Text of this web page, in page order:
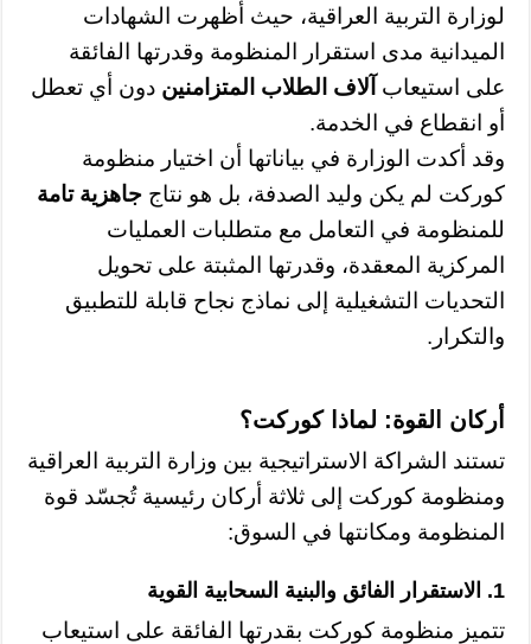
لوزارة التربية العراقية، حيث أظهرت الشهادات
الميدانية مدى استقرار المنظومة وقدرتها الفائقة
على استيعاب آلاف الطلاب المتزامنين دون أي تعطل
أو انقطاع في الخدمة.
وقد أكدت الوزارة في بياناتها أن اختيار منظومة
كوركت لم يكن وليد الصدفة، بل هو نتاججاهزية تامة
للمنظومة في التعامل مع متطلبات العمليات
المركزية المعقدة، وقدرتها المثبتة على تحويل
التحديات التشغيلية إلى نماذج نجاح قابلة للتطبيق
والتكرار.
أركان القوة: لماذا كوركت؟
تستند الشراكة الاستراتيجية بين وزارة التربية العراقية
ومنظومة كوركت إلى ثلاثة أركان رئيسية تُجسّد قوة
المنظومة ومكانتها في السوق:
1. الاستقرار الفائق والبنية السحابية القوية
تتميز منظومة كوركت بقدرتها الفائقة على استيعاب